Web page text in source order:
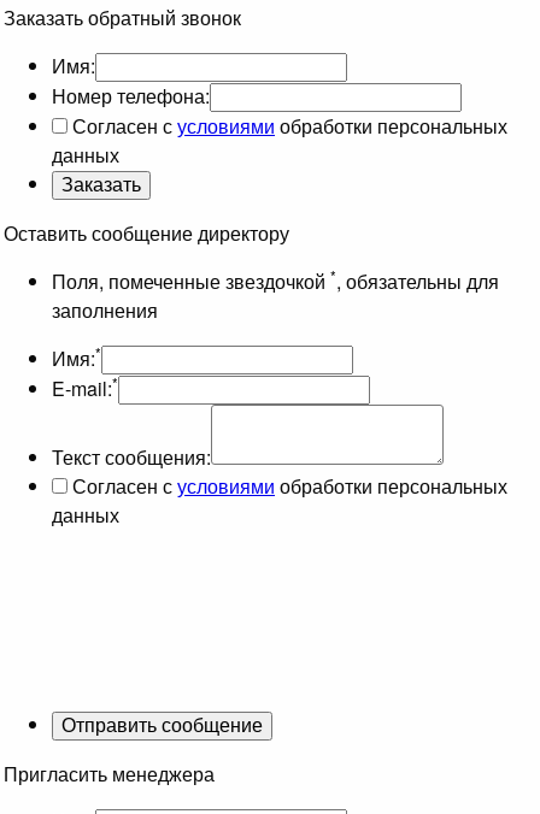
Заказать обратный звонок
Имя:
Номер телефона:
Согласен сусловиями обработки персональных
данных
Оставить сообщение директору
Поля, помеченные звездочкой *, обязательны для
заполнения
Имя:*
E-mail:*
Текст сообщения:
Согласен сусловиями обработки персональных
данных
Пригласить менеджера